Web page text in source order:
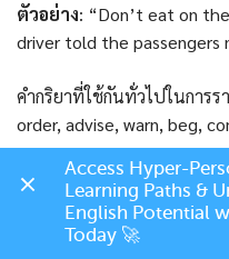
ตัวอย่าง: “Don’t eat on
driver told the
คำกริยาที่ใช้กันทั่วไปในการร
order, advise, warn, beg,
Access Hyper-
Learning Paths &
English Potential
Today 🚀